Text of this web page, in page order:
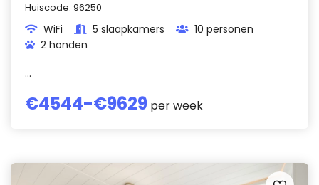
Huiscode: 96250
WiFi 5 slaapkamers
10 personen
2 honden
...
€4544-€9629 per week